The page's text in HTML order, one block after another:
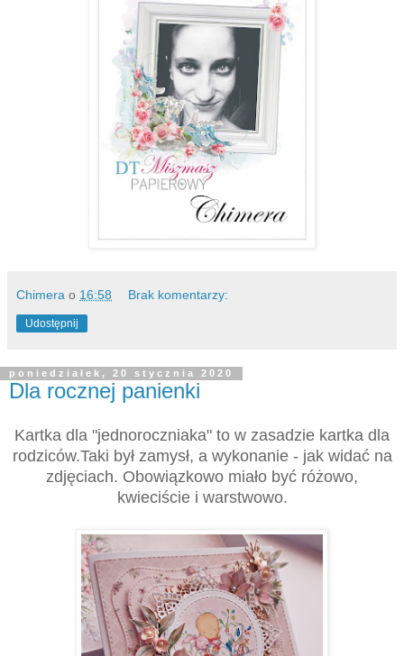
Chimera o 16:58 Brak komentarzy:
Udostępnij
poniedziałek, 20 stycznia 2020
Dla rocznej panienki
Kartka dla "jednoroczniaka" to w zasadzie kartka dla
rodziców.Taki był zamysł, a wykonanie - jak widać na
zdjęciach. Obowiązkowo miało być różowo,
kwieciście i warstwowo.